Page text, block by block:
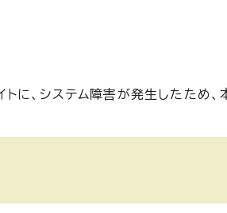
に、システム障害が発生したため